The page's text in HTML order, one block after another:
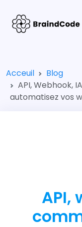
Acceuil
Blog
API, Webhook,
automatisez vos